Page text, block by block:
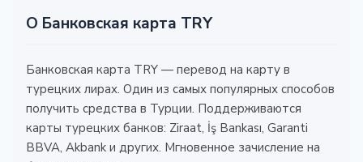
О Банковская карта TRY
Банковская карта TRY — перевод на карту в
турецких лирах. Один из самых популярных способов
получить средства в Турции. Поддерживаются
карты турецких банков: Ziraat, İş Bankası, Garanti
BBVA, Akbank и других. Мгновенное зачисление на